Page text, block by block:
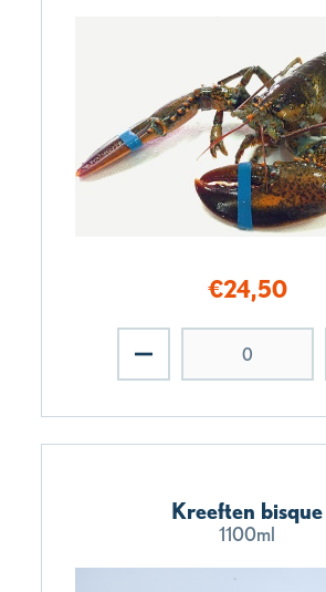
€24,50
Kreeften bisque
1100ml